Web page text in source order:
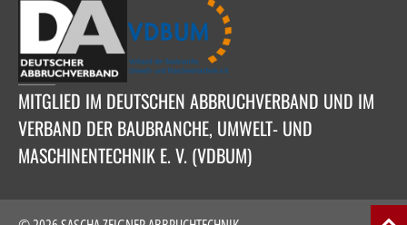
MITGLIED IM DEUTSCHEN ABBRUCHVERBAND UND IM
VERBAND DER BAUBRANCHE, UMWELT- UND
MASCHINENTECHNIK E. V. (VDBUM)